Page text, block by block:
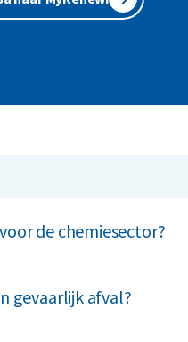
de chemiesector?
gevaarlijk afval?